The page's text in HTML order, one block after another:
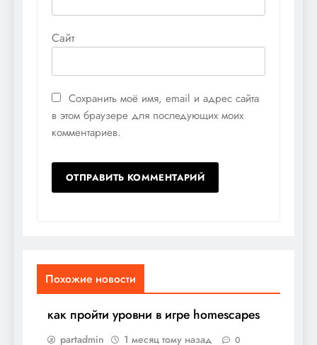
Сайт
Сохранить моё имя, email и адрес сайта
в этом браузере для последующих моих
комментариев.
Похожие новости
как пройти уровни в игре homescapes
partadmin 1 месяц тому назад 0